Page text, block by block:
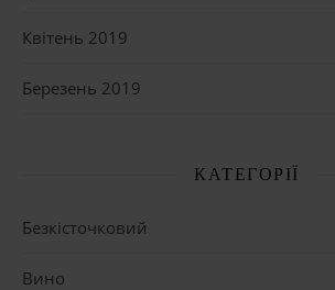
Квітень 2019
Березень 2019
КАТЕГОРІЇ
Безкісточковий
Вино